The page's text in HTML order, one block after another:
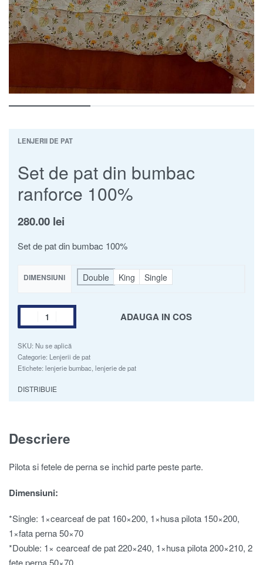
LENJERII DE PAT
Set de pat din bumbac
ranforce 100%
280.00 lei
Set de pat din bumbac 100%
DIMENSIUNI Double King Single
ADAUGA IN COS
SKU: Nu se aplică
Categorie: Lenjerii de pat
Etichete: lenjerie bumbac, lenjerie de pat
DISTRIBUIE
Descriere
Pilota si fetele de perna se inchid parte peste parte.
Dimensiuni:
*Single: 1×cearceaf de pat 160×200, 1×husa pilota 150×200,
1×fata perna 50×70
*Double: 1× cearceaf de pat 220×240, 1×husa pilota 200×210, 2